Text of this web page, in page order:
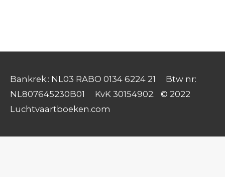
Bankrek.: NL03 RABO 0134 6224 21 Btw nr:
NL807645230B01 KvK 30154902. © 2022
Luchtvaartboeken.com